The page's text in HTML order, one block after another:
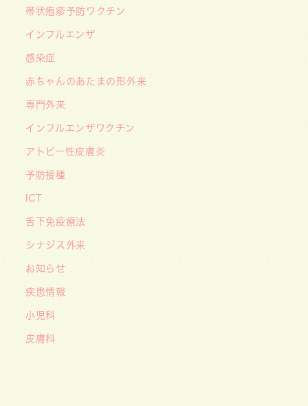
ゴールデンウィーク（GW）の処方薬受け取りに
関する重要なお願い〜処方箋の有効期限は当日を
含めて「4日間」です〜
帯状疱疹予防ワクチン
インフルエンザ
感染症
赤ちゃんのあたまの形外来
専門外来
インフルエンザワクチン
アトピー性皮膚炎
予防接種
ICT
舌下免疫療法
シナジス外来
お知らせ
疾患情報
小児科
皮膚科